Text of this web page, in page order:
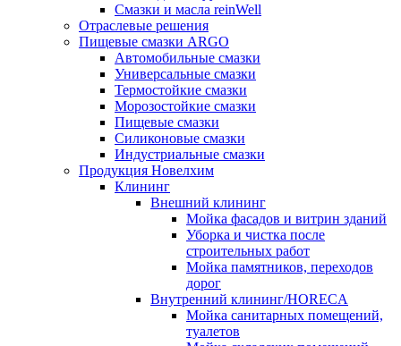
Смазки и масла reinWell
Отраслевые решения
Пищевые смазки ARGO
Автомобильные смазки
Универсальные смазки
Термостойкие смазки
Морозостойкие смазки
Пищевые смазки
Силиконовые смазки
Индустриальные смазки
Продукция Новелхим
Клининг
Внешний клининг
Мойка фасадов и витрин зданий
Уборка и чистка после
строительных работ
Мойка памятников, переходов
дорог
Внутренний клининг/HORECA
Мойка санитарных помещений,
туалетов